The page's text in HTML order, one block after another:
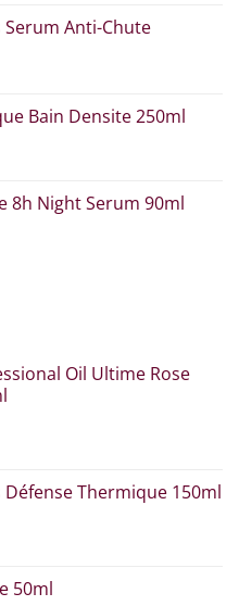
Serum Anti-Chute
Bain Densite 250ml
8h Night Serum 90ml
Oil Ultime Rose
Défense Thermique 150ml
50ml